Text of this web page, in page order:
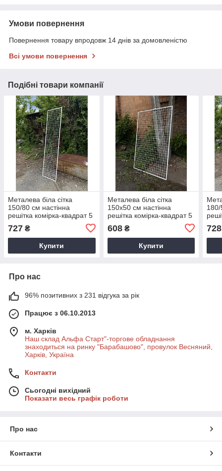
Умови повернення
Повернення товару впродовж 14 днів за домовленістю
Всі умови повернення
Подібні товари компанії
Металева біла сітка
150/80 см настінна
решітка комірка-квадрат 5
727 ₴
Купити
Металева біла сітка
150х50 см настінна
решітка комірка-квадрат 5
608₴
Купити
180/
728
Про нас
96% позитивних з 231 відгука за рік
Працює з 06.10.2013
м. Харків
Наш склад Альфа Старт"-торгове обладнання
знаходиться на ринку "Барабашово", провулок Весняний,
Харків, Україна
Контакти
Сьогодні вихідний
Показати весь графік роботи
Про нас
Контакти